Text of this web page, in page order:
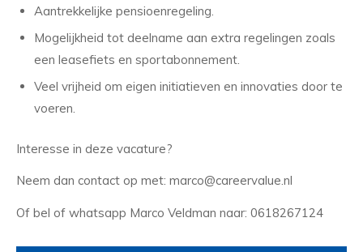
Aantrekkelijke pensioenregeling.
Mogelijkheid tot deelname aan extra regelingen zoals
een leasefiets en sportabonnement.
Veel vrijheid om eigen initiatieven en innovaties door te
voeren.
Interesse in deze vacature?
Neem dan contact op met: marco@careervalue.nl
Of bel of whatsapp Marco Veldman naar: 0618267124